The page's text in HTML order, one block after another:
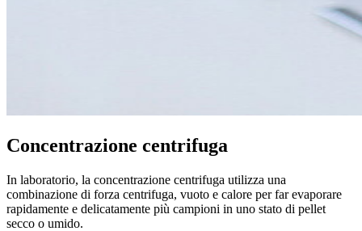
Concentrazione centrifuga
In laboratorio, la concentrazione centrifuga utilizza una
combinazione di forza centrifuga, vuoto e calore per far evaporare
rapidamente e delicatamente più campioni in uno stato di pellet
secco o umido.